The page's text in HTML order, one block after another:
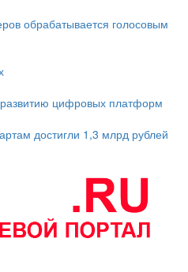
обрабатывается голосовым
цифровых платформ
достигли 1,3 млрд рублей